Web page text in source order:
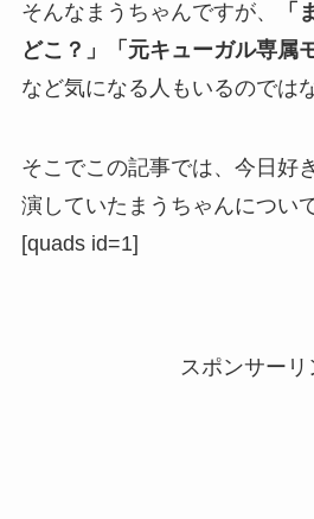
そんなまうちゃんですが、
「
どこ？」「元キューガル専属
など気になる人もいるのでは
そこでこの記事では、今日好
演していたまうちゃんについ
[quads id=1]
スポンサーリ